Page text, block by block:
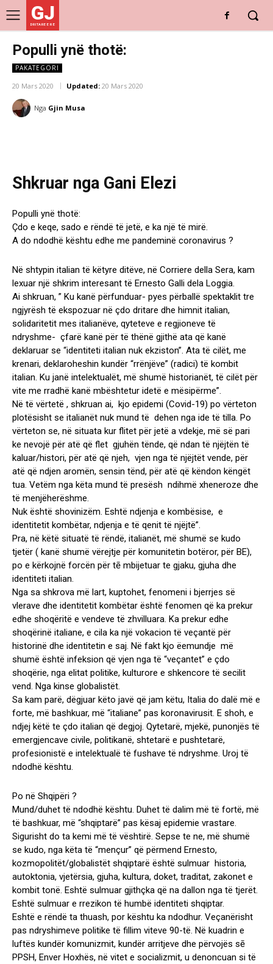
GJ
DRITARE E RE
Populli ynë thotë:
PAKATEGORI
20 Mars 2020 Updated: 20 Mars 2020
Nga Gjin Musa
Shkruar nga Gani Elezi
Populli ynë thotë:
Çdo e keqe, sado e rëndë të jetë, e ka një të mirë.
A do ndodhë kështu edhe me pandeminë coronavirus ?
Në shtypin italian të këtyre ditëve, në Corriere della Sera, kam
lexuar një shkrim interesant të Ernesto Galli dela Loggia.
Ai shkruan, ” Ku kanë përfunduar- pyes përballë spektaklit tre
ngjyrësh të ekspozuar në çdo dritare dhe himnit italian,
solidaritetit mes italianëve, qyteteve e regjioneve të
ndryshme- çfarë kanë për të thënë gjithë ata që kanë
deklaruar se “identiteti italian nuk ekziston”. Ata të cilët, me
krenari, deklaroheshin kundër “rrënjëve” (radici) të kombit
italian. Ku janë intelektualët, më shumë historianët, të cilët për
vite me rradhë kanë mbështetur idetë e mësipërme”.
Në të vërtetë , shkruan ai, kjo epidemi (Covid-19) po vërteton
plotësisht se italianët nuk mund të dehen nga ide të tilla. Po
vërteton se, në situata kur flitet për jetë a vdekje, më së pari
ke nevojë për atë që flet gjuhën tënde, që ndan të njëjtën të
kaluar/histori, për atë që njeh, vjen nga të njëjtët vende, për
atë që ndjen aromën, sensin tënd, për atë që këndon këngët
tua. Vetëm nga këta mund të presësh ndihmë xheneroze dhe
të menjëherëshme.
Nuk është shovinizëm. Eshtë ndjenja e kombësise, e
identitetit kombëtar, ndjenja e të qenit të njëjtë”.
Pra, në këtë situatë të rëndë, italianët, më shumë se kudo
tjetër ( kanë shumë vërejtje për komunitetin botëror, për BE),
po e kërkojnë forcën për tē mbijetuar te gjaku, gjuha dhe
identiteti italian.
Nga sa shkrova më lart, kuptohet, fenomeni i bjerrjes së
vlerave dhe identitetit kombëtar është fenomen që ka prekur
edhe shoqëritë e vendeve të zhvilluara. Ka prekur edhe
shoqërinë italiane, e cila ka një vokacion të veçantë për
historinë dhe identitetin e saj. Në fakt kjo ëemundje më
shumë është infeksion që vjen nga të “veçantet” e çdo
shoqërie, nga elitat politike, kulturore e shkencore të secilit
vend. Nga kinse globalistët.
Sa kam parë, dëgjuar këto javë që jam këtu, Italia do dalë më e
forte, më bashkuar, më “italiane” pas koronavirusit. E shoh, e
ndjej këtë te çdo italian që degjoj. Qytetarë, mjekë, punonjës të
emergjencave civile, politikanë, shtetarë e pushtetarë,
profesionistë e intelektualë të fushave të ndryshme. Uroj të
ndodhë kështu.
Po në Shqipëri ?
Mund/duhet të ndodhë kështu. Duhet të dalim më të fortë, më
të bashkuar, më “shqiptarë” pas kësaj epidemie vrastare.
Sigurisht do ta kemi më të vështirë. Sepse te ne, më shumë
se kudo, nga këta të “mençur” që përmend Ernesto,
kozmopolitët/globalistët shqiptarë është sulmuar historia,
autoktonia, vjetërsia, gjuha, kultura, doket, traditat, zakonet e
kombit tonë. Eshtë sulmuar gjithçka që na dallon nga të tjerët.
Eshtë sulmuar e rrezikon të humbë identiteti shqiptar.
Eshtë e rëndë ta thuash, por kështu ka ndodhur. Veçanërisht
pas ndryshimeve politike të fillim viteve 90-të. Në kuadrin e
luftës kundër komunizmit, kundër arritjeve dhe përvojës sē
PPSH, Enver Hoxhës, në vitet e socializmit, u denoncuan si të